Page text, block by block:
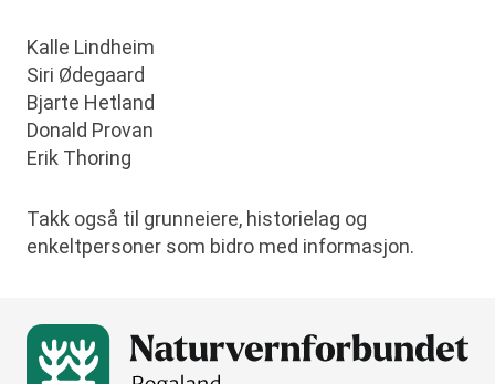
Kalle Lindheim
Siri Ødegaard
Bjarte Hetland
Donald Provan
Erik Thoring
Takk også til grunneiere, historielag og
enkeltpersoner som bidro med informasjon.